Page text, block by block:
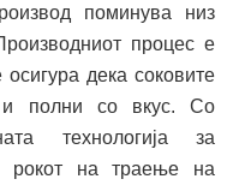
поминува низ
процес е
дека соковите
и полни со вкус. Со
технологија за
рокот на траење на